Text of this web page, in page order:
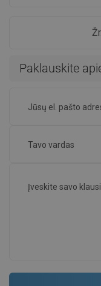
Paklauskite